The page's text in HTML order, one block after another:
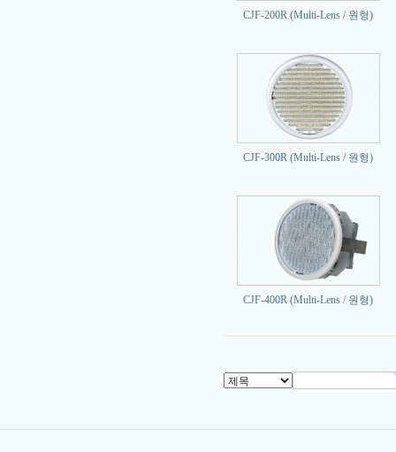
CJF-200R (Multi-Lens / 원형)
CJF-300R (Multi-Lens / 원형)
CJF-400R (Multi-Lens / 원형)